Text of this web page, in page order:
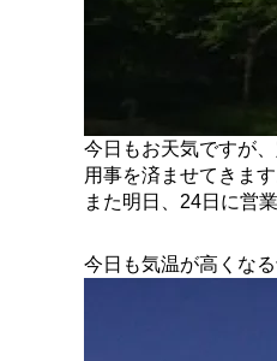
今日もお天気ですが
用事を済ませてきます
また明日、24日に営
今日も気温が高くな